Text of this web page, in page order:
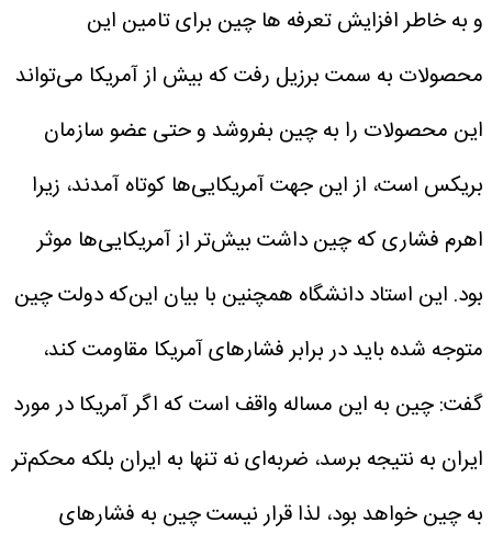
و به خاطر افزایش تعرفه ها چین برای تامین این
محصولات به سمت برزیل رفت که بیش از آمریکا می‌تواند
این محصولات را به چین بفروشد و حتی عضو سازمان
بریکس است، از این جهت آمریکایی‌ها کوتاه آمدند، زیرا
اهرم فشاری که چین داشت بیش‌تر از آمریکایی‌ها موثر
بود. این استاد دانشگاه همچنین با بیان این‌که دولت چین
متوجه شده باید در برابر فشارهای آمریکا مقاومت کند،
گفت: چین به این مساله واقف است که اگر آمریکا در مورد
ایران به نتیجه برسد، ضربه‌ای نه تنها به ایران بلکه محکم‌تر
به چین خواهد بود، لذا قرار نیست چین به فشارهای